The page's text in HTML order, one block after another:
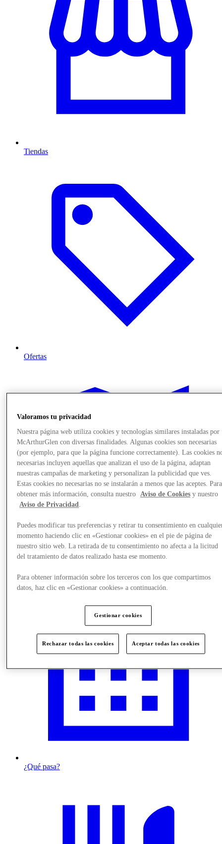
Tiendas
Ofertas
Planifica tu visita
¿Qué pasa?
Valoramos tu privacidad
Nuestra página web utiliza cookies y tecnologías similares instaladas por
McArthurGlen con diversas finalidades. Algunas cookies son necesarias
(por ejemplo, para que la página funcione correctamente). Las cookies
necesarias incluyen aquellas que analizan el uso de la página, adaptan
nuestras campañas de marketing y personalizan la publicidad que ves.
Estas cookies no necesarias no se instalarán a menos que las aceptes. Para
obtener más información, consulta nuestro
Aviso de Cookies y nuestro
Aviso de Privacidad
Puedes modificar tus preferencias y retirar tu consentimiento en
momento haciendo clic en «Gestionar cookies» en el pie de página de
nuestro sitio web. La retirada de tu consentimiento no afecta a la licitud
del tratamiento de datos realizado hasta ese momento.
Para obtener información sobre los terceros con los que compartimos
datos, haz clic en «Gestionar cookies» a continuación.
Gestionar cookies
Rechazar todas las cookies Aceptar todas las cookies